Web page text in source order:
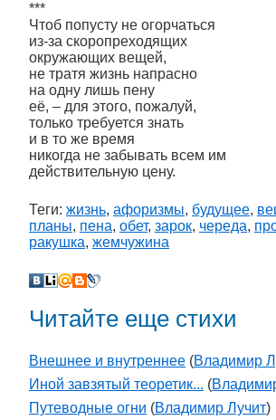
***
Чтоб попусту не огорчаться
из-за скоропреходящих
окружающих вещей,
не тратя жизнь напрасно
на одну лишь пену
её, – для этого, пожалуй,
только требуется знать
и в то же время
никогда не забывать всем им
действительную цену.
Теги: жизнь, афоризмы, будущее,
планы, пена, обет, зарок, череда,
ракушка, жемчужина
Читайте еще стихи
Внешнее и внутреннее (Владимир
Иной завзятый теоретик... (
Путеводные огни (Владимир Лучит)